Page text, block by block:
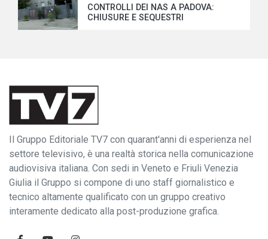
CONTROLLI DEI NAS A PADOVA:
CHIUSURE E SEQUESTRI
Il Gruppo Editoriale TV7 con quarant'anni di esperienza nel
settore televisivo, è una realtà storica nella comunicazione
audiovisiva italiana. Con sedi in Veneto e Friuli Venezia
Giulia il Gruppo si compone di uno staff giornalistico e
tecnico altamente qualificato con un gruppo creativo
interamente dedicato alla post-produzione grafica.